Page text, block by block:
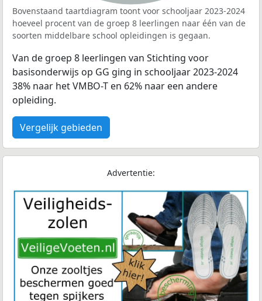
Bovenstaand taartdiagram toont voor schooljaar 2023-2024
hoeveel procent van de groep 8 leerlingen naar één van de
soorten middelbare school opleidingen is gegaan.
Van de groep 8 leerlingen van Stichting voor
basisonderwijs op GG ging in schooljaar 2023-2024
38% naar het VMBO-T en 62% naar een andere
opleiding.
Vergelijk gebieden
Advertentie: